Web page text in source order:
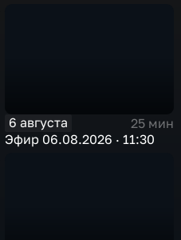
6 августа
25 мин
Эфир 06.08.2026 · 11:30